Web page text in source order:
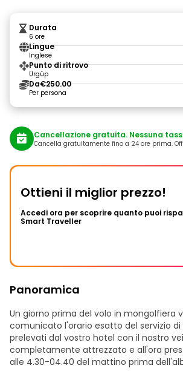
Durata
6 ore
Lingue
Inglese
Punto di ritrovo
Ürgüp
Da€250.00
Per persona
Cancellazione gratuita. Nessuna
Cancella gratuitamente fino a 24 ore prima.
Ottieni il miglior prezzo!
Accedi ora per scoprire quanto puoi
Smart Traveller
Panoramica
Un giorno prima del volo in mongolfiera
comunicato l'orario esatto del servizio di
prelevati dal vostro hotel con il nostro
completamente attrezzato e all'ora
alle 4.30-04.40 del mattino prima